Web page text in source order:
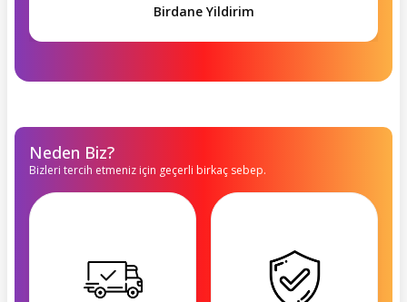
Birdane Yildirim
Neden Biz?
Bizleri tercih etmeniz için geçerli birkaç sebep.